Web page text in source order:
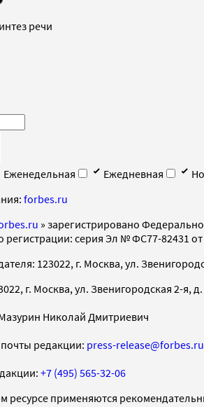
речи
Еженедельная Ежедневная
forbes.ru
» зарегистрировано
серия Эл № ФС77-82431 от
123022, г. Москва, ул.
г. Москва, ул. Звенигородская 2-я, д.
Николай Дмитриевич
редакции: press-release@forbes.ru
+7 (495) 565-32-06
применяются